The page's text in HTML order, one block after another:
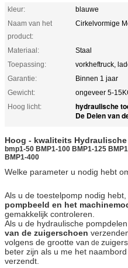
kleur:
blauwe
Naam van het
product:
Cirkelvormige
Materiaal:
Staal
Toepassing:
vorkheftruck,
Garantie:
Binnen 1 jaar
Gewicht:
ongeveer 5-
Hoog licht:
hydraulische
De Delen van
Hoog - kwaliteits Hydraulische
bmp1-50 BMP1-100 BMP1-125
BMP1-400
Welke parameter u nodig hebt
Als u de toestelpomp nodig
pompbeeld en het
gemakkelijk controleren.
Als u de hydraulische
van de zuigerschoen
volgens de grootte van de
beter zijn als u me het
verzendt.